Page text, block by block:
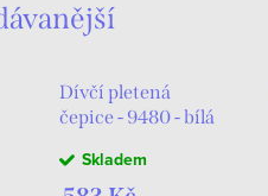
Dívčí pletená
čepice - 9480 - bílá
Skladem